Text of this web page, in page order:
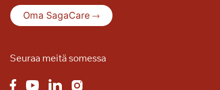
Oma SagaCare
Seuraa meitä somessa